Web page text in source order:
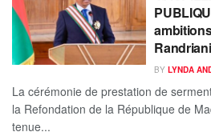
BY LYNDA
La cérémonie de prestation de
la Refondation de la République de
tenue...